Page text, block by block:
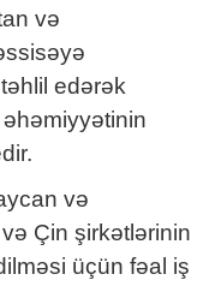
və
edərək
və
Çin şirkətlərinin
üçün fəal iş